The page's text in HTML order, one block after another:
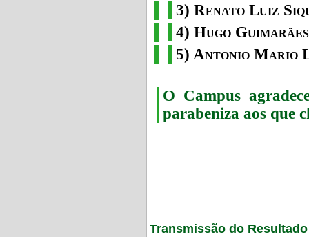
3) Renato Luiz
4) Hugo
5) Antonio Mario
O Campus
parabeniza aos que
Transmissão do